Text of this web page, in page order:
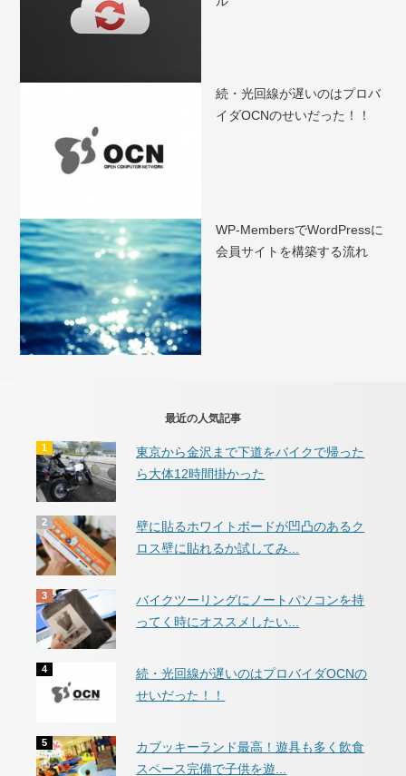
続・光回線が遅いのはプロバ
イダOCNのせいだった！！
WP-MembersでWordPressに
会員サイトを構築する流れ
最近の人気記事
東京から金沢まで下道をバイクで帰った
ら大体12時間掛かった
壁に貼るホワイトボードが凹凸のあるク
ロス壁に貼れるか試してみ...
バイクツーリングにノートパソコンを持
ってく時にオススメしたい...
続・光回線が遅いのはプロバイダOCNの
せいだった！！
カブッキーランド最高！遊具も多く飲食
スペース完備で子供を遊...